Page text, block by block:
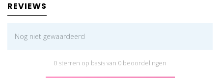
REVIEWS
Nog niet gewaardeerd
0 sterren op basis van 0 beoordelingen